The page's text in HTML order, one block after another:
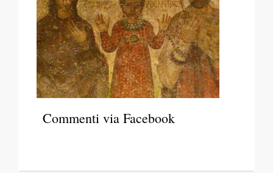
Commenti via Facebook